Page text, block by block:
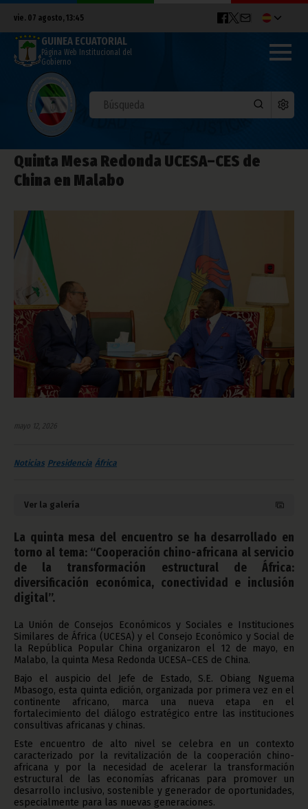
vie. 07 agosto, 13:45
GUINEA ECUATORIAL
Página Web Institucional del
Gobierno
Quinta Mesa Redonda UCESA–CES de
China en Malabo
mayo 12, 2026
Noticias Presidencia África
Ver la galería
La quinta mesa del encuentro se ha desarrollado en
torno al tema: “Cooperación chino-africana al servicio
de la transformación estructural de África:
diversificación económica, conectividad e inclusión
digital”.
La Unión de Consejos Económicos y Sociales e Instituciones
Similares de África (UCESA) y el Consejo Económico y Social de
la República Popular China organizaron el 12 de mayo, en
Malabo, la quinta Mesa Redonda UCESA–CES de China.
Bajo el auspicio del Jefe de Estado, S.E. Obiang Nguema
Mbasogo, esta quinta edición, organizada por primera vez en el
continente africano, marca una nueva etapa en el
fortalecimiento del diálogo estratégico entre las instituciones
consultivas africanas y chinas.
Este encuentro de alto nivel se celebra en un contexto
caracterizado por la revitalización de la cooperación chino-
africana y por la necesidad de acelerar la transformación
estructural de las economías africanas para promover un
desarrollo inclusivo, sostenible y generador de oportunidades,
especialmente para las nuevas generaciones.